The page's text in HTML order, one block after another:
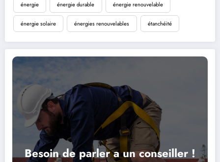
énergie énergie durable énergie renouvelable
énergie solaire énergies renouvelables étanchéité
Besoin de parler a un conseiller !